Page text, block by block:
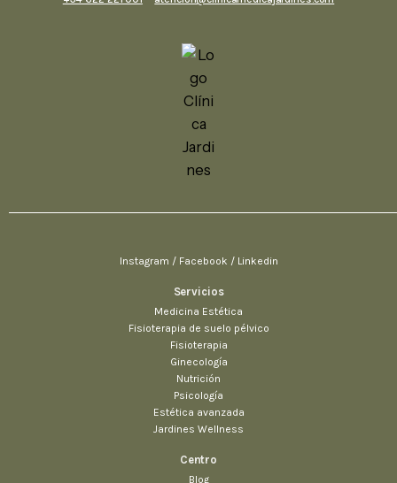
Instagram / Facebook / Linkedin
Servicios
Medicina Estética
Fisioterapia de suelo pélvico
Fisioterapia
Ginecología
Nutrición
Psicología
Estética avanzada
Jardines Wellness
Centro
Blog